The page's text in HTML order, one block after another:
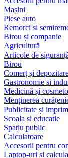
Mașini
Piese auto
Remorci si
Birou și companie
Agricultură
Articole de
Birou
Comerț și
Gastronomie si
Medicină și
Menținerea
Publicitate și
Scoala si educatie
Spațiu public
Calculatoare
Accesorii pentru
Laptop-uri și